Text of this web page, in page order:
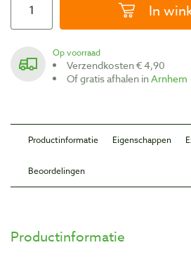
In
Op voorraad
Verzendkosten € 4,90
Of gratis afhalen inArnhem
Productinformatie Eigenschappen
Beoordelingen
Productinformatie